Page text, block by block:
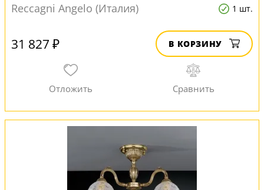
Reccagni Angelo (Италия) 1 шт.
31 827 ₽ В КОРЗИНУ